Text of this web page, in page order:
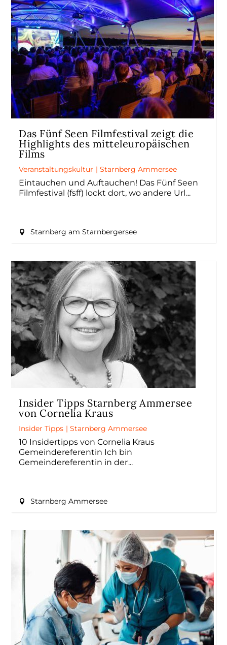
Das Fünf Seen Filmfestival zeigt die
Highlights des mitteleuropäischen
Films
Veranstaltungskultur |Starnberg Ammersee
Eintauchen und Auftauchen! Das Fünf Seen
Filmfestival (fsff) lockt dort, wo andere Url
Starnberg am Starnbergersee
Insider Tipps Starnberg Ammersee
von Cornelia Kraus
Insider Tipps |Starnberg Ammersee
10 Insidertipps von Cornelia Kraus
Gemeindereferentin Ich bin
Gemeindereferentin in der
Starnberg Ammersee